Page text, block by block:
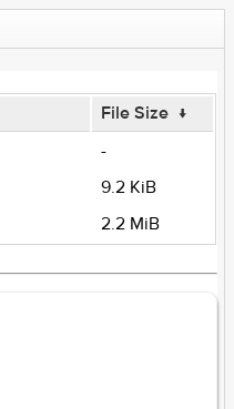
File Size ↓
-
9.2 KiB
2.2 MiB